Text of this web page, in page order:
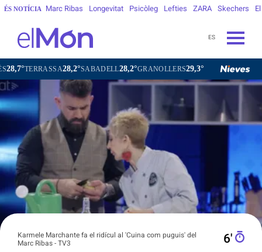
ÉS NOTÍCIA Marc Ribas Longevitat Psicòleg Lefties ZARA Skechers
ES
SABADELL28,2°GRANOLLERS29,3° BARCELONA 28,4°GIRONA
Karmele Marchante fa el ridícul al 'Cuina com puguis' del
Marc Ribas - TV3
6′